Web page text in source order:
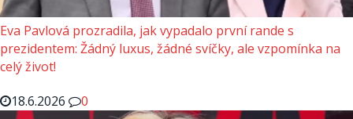
Eva Pavlová prozradila, jak vypadalo první rande s
prezidentem: Žádný luxus, žádné svíčky, ale vzpomínka na
celý život!
18.6.2026
0